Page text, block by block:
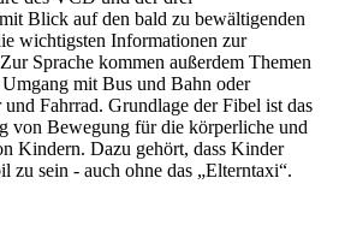
Blick auf den bald zu bewältigenden
wichtigsten Informationen zur
Sprache kommen außerdem Themen
mit Bus und Bahn oder
Fahrrad. Grundlage der Fibel ist das
von Bewegung für die körperliche und
Kindern. Dazu gehört, dass Kinder
zu sein - auch ohne das „Elterntaxi“.